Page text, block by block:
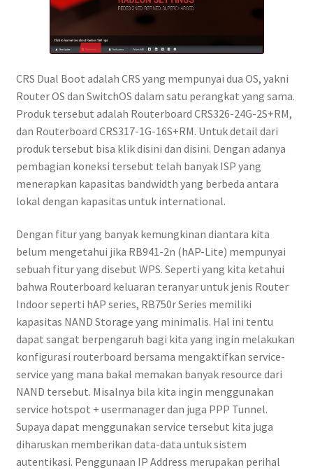
CRS Dual Boot adalah CRS yang mempunyai dua OS, yakni
Router OS dan SwitchOS dalam satu perangkat yang sama.
Produk tersebut adalah Routerboard CRS326-24G-2S+RM,
dan Routerboard CRS317-1G-16S+RM. Untuk detail dari
produk tersebut bisa klik disini dan disini. Dengan adanya
pembagian koneksi tersebut telah banyak ISP yang
menerapkan kapasitas bandwidth yang berbeda antara
lokal dengan kapasitas untuk international.
Dengan fitur yang banyak kemungkinan diantara kita
belum mengetahui jika RB941-2n (hAP-Lite) mempunyai
sebuah fitur yang disebut WPS. Seperti yang kita ketahui
bahwa Routerboard keluaran teranyar untuk jenis Router
Indoor seperti hAP series, RB750r Series memiliki
kapasitas NAND Storage yang minimalis. Hal ini tentu
dapat sangat berpengaruh bagi kita yang ingin melakukan
konfigurasi routerboard bersama mengaktifkan service-
service yang mana bakal memakan banyak resource dari
NAND tersebut. Misalnya bila kita ingin menggunakan
service hotspot + usermanager dan juga PPP Tunnel.
Supaya dapat menggunakan service tersebut kita juga
diharuskan memberikan data-data untuk sistem
autentikasi. Penggunaan IP Address merupakan perihal